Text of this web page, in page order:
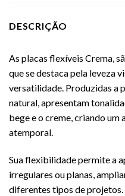
DESCRIÇÃO
As placas flexíveis Crema,
que se destaca pela leveza
versatilidade. Produzidas a
natural, apresentam
bege e o creme, criando
atemporal.
Sua flexibilidade permite a
irregulares ou planas,
diferentes tipos de projetos.